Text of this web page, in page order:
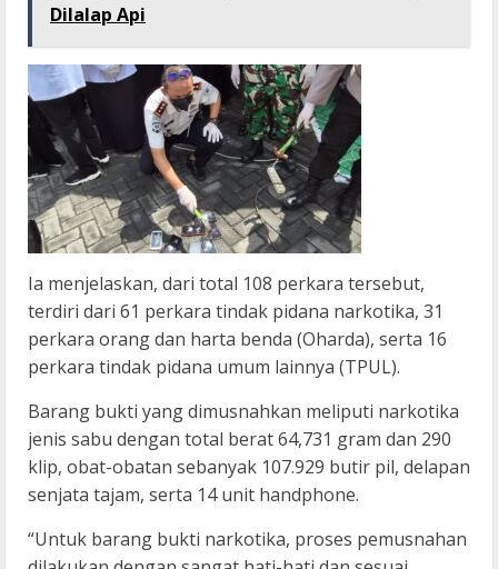
Dilalap Api
Ia menjelaskan, dari total 108 perkara tersebut,
terdiri dari 61 perkara tindak pidana narkotika, 31
perkara orang dan harta benda (Oharda), serta 16
perkara tindak pidana umum lainnya (TPUL).
Barang bukti yang dimusnahkan meliputi narkotika
jenis sabu dengan total berat 64,731 gram dan 290
klip, obat-obatan sebanyak 107.929 butir pil, delapan
senjata tajam, serta 14 unit handphone.
“Untuk barang bukti narkotika, proses pemusnahan